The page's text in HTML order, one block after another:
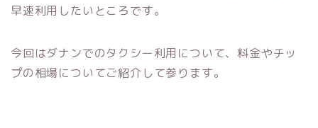
早速利用したいところです。
今回はダナンでのタクシー利用について、料金やチッ
プの相場についてご紹介して参ります。